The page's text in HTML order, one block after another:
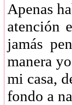
Apenas
atención
jamás
manera
mi casa,
fondo a